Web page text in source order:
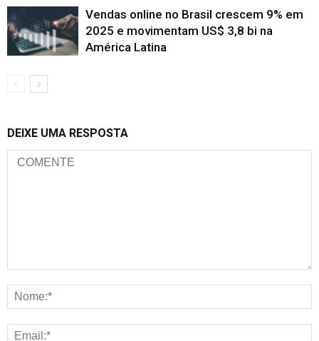
Vendas online no Brasil crescem 9% em
2025 e movimentam US$ 3,8 bi na
América Latina
DEIXE UMA RESPOSTA